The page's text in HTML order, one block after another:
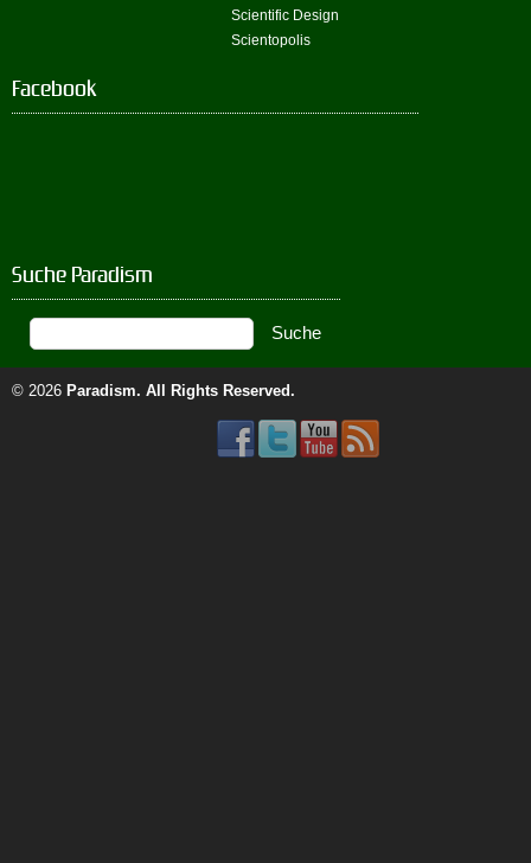
Scientific Design
Scientopolis
Facebook
Suche Paradism
© 2026 Paradism. All Rights Reserved.